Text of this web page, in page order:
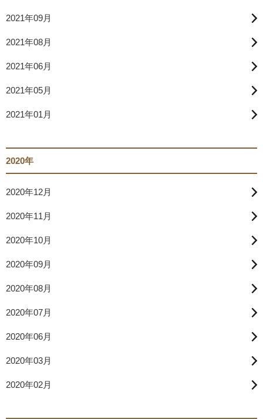
2021年09月
2021年08月
2021年06月
2021年05月
2021年01月
2020年
2020年12月
2020年11月
2020年10月
2020年09月
2020年08月
2020年07月
2020年06月
2020年03月
2020年02月